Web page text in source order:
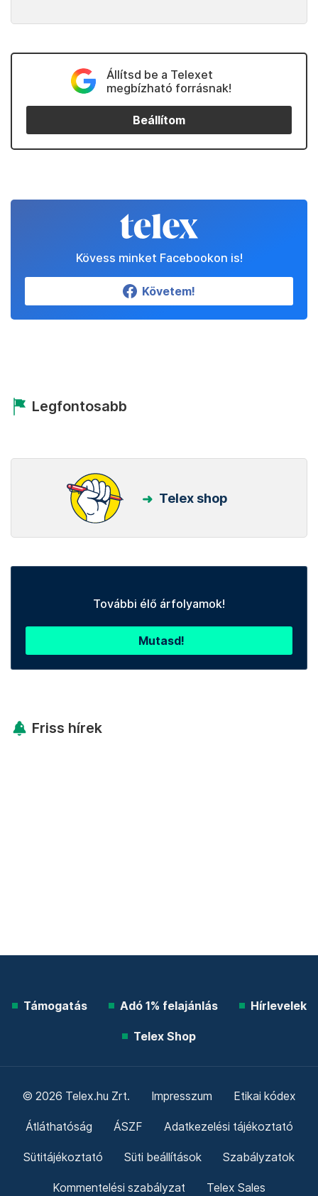
Állítsd be a Telexet
megbízható forrásnak!
Beállítom
Kövess minket Facebookon is!
Követem!
Legfontosabb
Telex shop
További élő árfolyamok!
Mutasd!
Friss hírek
Támogatás Adó 1% felajánlás Hírlevelek
Telex Shop
© 2026 Telex.hu Zrt. Impresszum Etikai kódex
Átláthatóság ÁSZF Adatkezelési tájékoztató
Sütitájékoztató Süti beállítások Szabályzatok
Kommentelési szabályzat Telex Sales